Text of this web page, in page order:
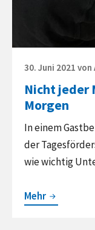
Posted
30. Juni 2021 von
Nicht jeder
Morgen
In einem
der
wie wichtig
Mehr Nicht